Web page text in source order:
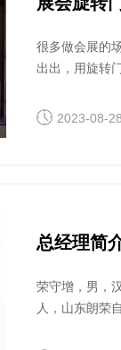
很多做会展的
出出，用旋转
2023-08-28
总经理简
荣守增，男，
人，山东朗荣